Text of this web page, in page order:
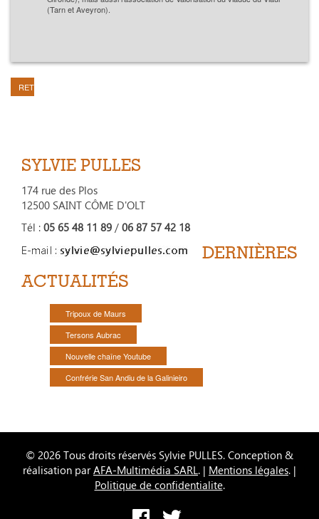
(Tarn et Aveyron).
RETOUR
SYLVIE PULLES
174 rue des Plos
12500 SAINT CÔME D'OLT
Tél : 05 65 48 11 89 / 06 87 57 42 18
DERNIÈRES
ACTUALITÉS
Tripoux de Maurs
Tersons Aubrac
Nouvelle chaîne Youtube
Confrérie San Andiu de la Galinieiro
© 2026 Tous droits réservés Sylvie PULLES. Conception &
réalisation parAFA-Multimédia SARL. | Mentions légales. |
Politique de confidentialite.